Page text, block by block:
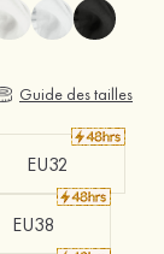
Guide des tailles
EU32
EU38